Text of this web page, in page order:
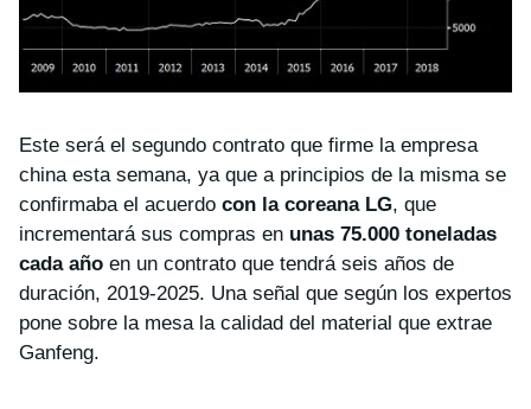
Este será el segundo contrato que firme la empresa
china esta semana, ya que a principios de la misma se
confirmaba el acuerdo con la coreana LG, que
incrementará sus compras en unas 75.000 toneladas
cada año en un contrato que tendrá seis años de
duración, 2019-2025. Una señal que según los expertos
pone sobre la mesa la calidad del material que extrae
Ganfeng.